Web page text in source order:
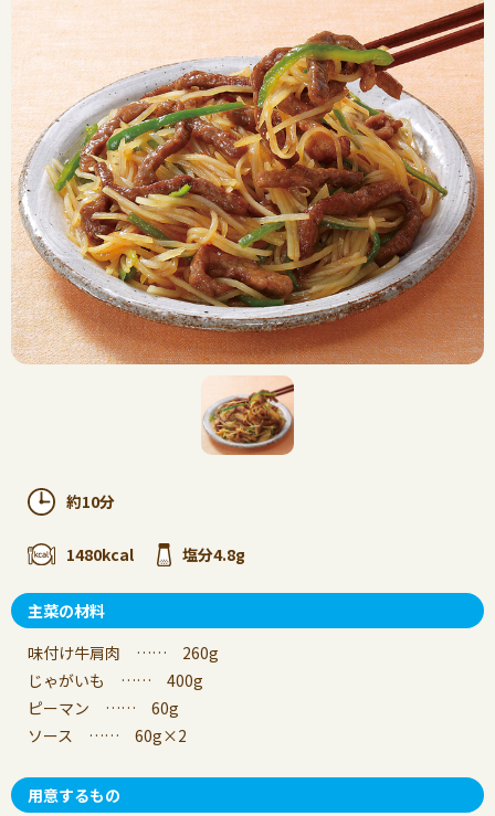
約10分
1480kcal 塩分4.8g
主菜の材料
味付け牛肩肉 …… 260g
じゃがいも …… 400g
ピーマン …… 60g
ソース …… 60g×2
用意するもの